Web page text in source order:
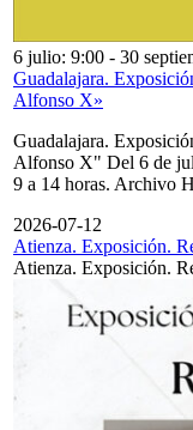
6 julio: 9:00 - 30
Guadalajara.
Alfonso X»
Guadalajara.
Alfonso X" Del 6 de
9 a 14 horas. Archivo
2026-07-12
Atienza. Exposición.
Atienza. Exposición.